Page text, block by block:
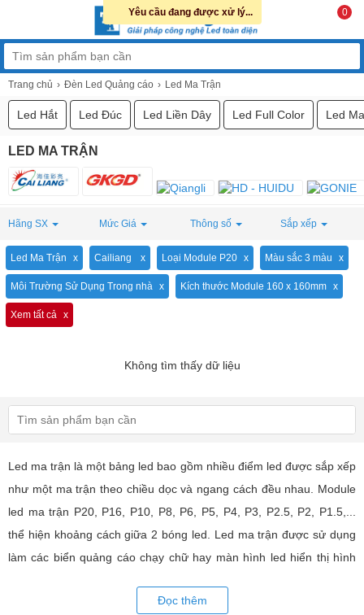
0
Trang chủ Đèn Led Quảng cáo Led Ma Trận
Led Hắt Led Đúc Led Liền Dây Led Full Color Led
LED MA TRẬN
Hãng SX Mức Giá Thông số Sắp xếp
Led Ma Trận Cailiang Loại Module P20 Màu sắc 3 màu
Môi Trường Sử Dụng Trong nhà Kích thước Module 160 x 160mm
Xem tất cả
Không tìm thấy dữ liệu
Led ma trận là một bảng led bao gồm nhiều điểm led được sắp xếp
như một ma trận theo chiều dọc và ngang cách đều nhau. Module
led ma trận P20, P16, P10, P8, P6, P5, P4, P3, P2.5, P2, P1.5,...
thể hiện khoảng cách giữa 2 bóng led. Led ma trận được sử dụng
làm các biển quảng cáo chạy chữ hay màn hình led hiển thị hình
nhiều lĩnh vực của cuộc sống. LED Trường An cung cấp tất cả các
Đọc thêm
Yêu cầu đang được xử lý...